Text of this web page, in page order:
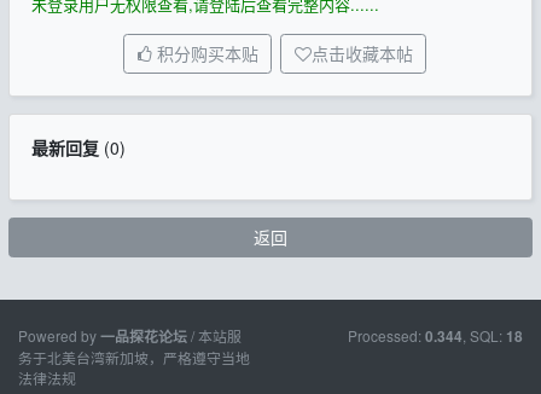
积分购买本贴 点击收藏本帖
最新回复(0)
返回
Powered by一品探花论坛/ 本站服
务于北美台湾新加坡，严格遵守当地
法律法规
Processed: 0.344 , SQL: 18